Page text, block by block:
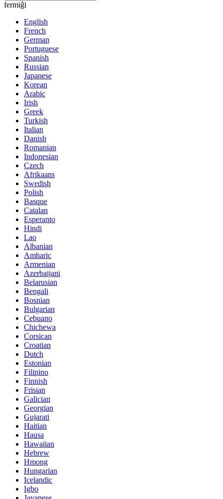
fermiĝi
English
French
German
Portuguese
Spanish
Russian
Japanese
Korean
Arabic
Irish
Greek
Turkish
Italian
Danish
Romanian
Indonesian
Czech
Afrikaans
Swedish
Polish
Basque
Catalan
Esperanto
Hindi
Lao
Albanian
Amharic
Armenian
Azerbaijani
Belarusian
Bengali
Bosnian
Bulgarian
Cebuano
Chichewa
Corsican
Croatian
Dutch
Estonian
Filipino
Finnish
Frisian
Galician
Georgian
Gujarati
Haitian
Hausa
Hawaiian
Hebrew
Hmong
Hungarian
Icelandic
Igbo